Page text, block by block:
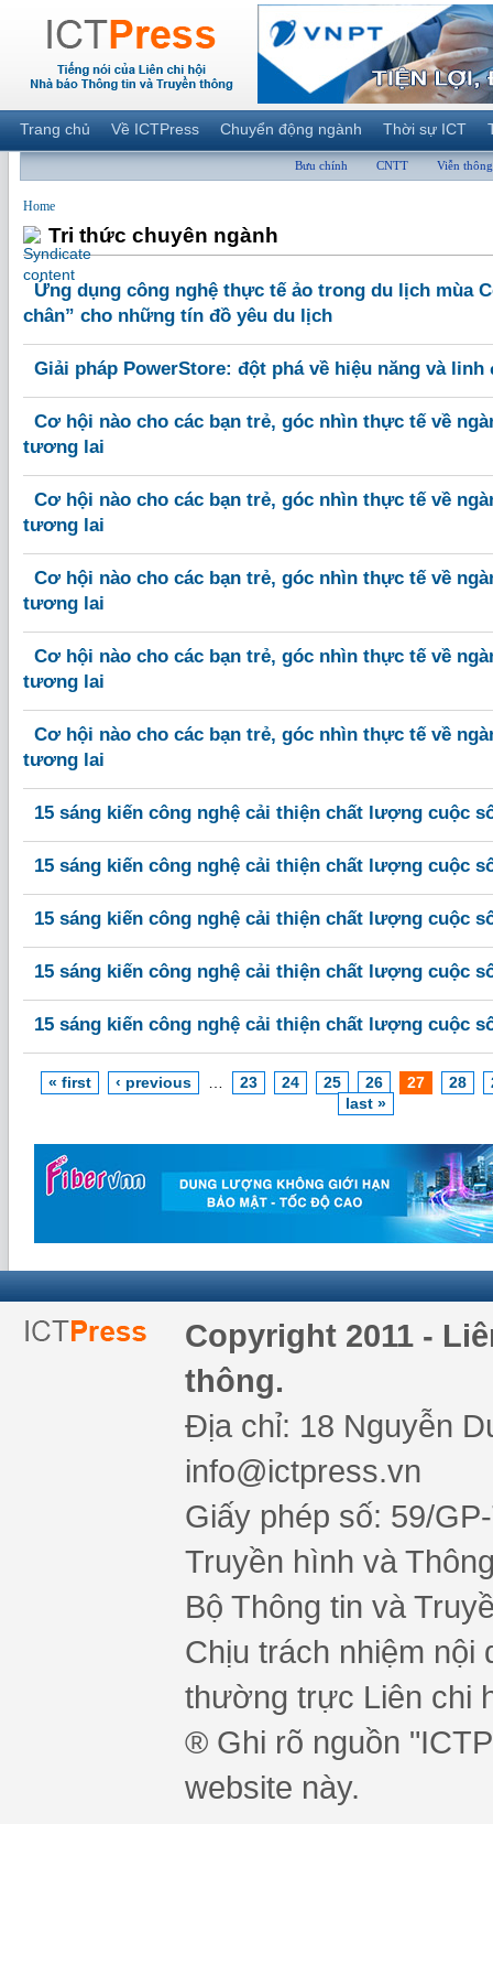
Trang chủ Về ICTPress Chuyển động ngành Thời sự ICT
Bưu chính CNTT Viễn thông
Home
Tri thức chuyên ngành
Ứng dụng công nghệ thực tế ảo trong du lịch mùa
chân” cho những tín đồ yêu du lịch
Giải pháp PowerStore: đột phá về hiệu năng và
Cơ hội nào cho các bạn trẻ, góc nhìn thực tế về
tương lai
Cơ hội nào cho các bạn trẻ, góc nhìn thực tế về
tương lai
Cơ hội nào cho các bạn trẻ, góc nhìn thực tế về
tương lai
Cơ hội nào cho các bạn trẻ, góc nhìn thực tế về
tương lai
Cơ hội nào cho các bạn trẻ, góc nhìn thực tế về
tương lai
15 sáng kiến công nghệ cải thiện chất lượng cuộc
15 sáng kiến công nghệ cải thiện chất lượng cuộc
15 sáng kiến công nghệ cải thiện chất lượng cuộc
15 sáng kiến công nghệ cải thiện chất lượng cuộc
15 sáng kiến công nghệ cải thiện chất lượng cuộc
« first ‹ previous 23 24 25 26 27 28
last »
Copyright 2011 -
thông.
Địa chỉ: 18 Nguyễn
info@ictpress.vn
Giấy phép số: 59/
Truyền hình và
Bộ Thông tin và
Chịu trách nhiệm nội
thường trực Liên chi
® Ghi rõ nguồn
website này.